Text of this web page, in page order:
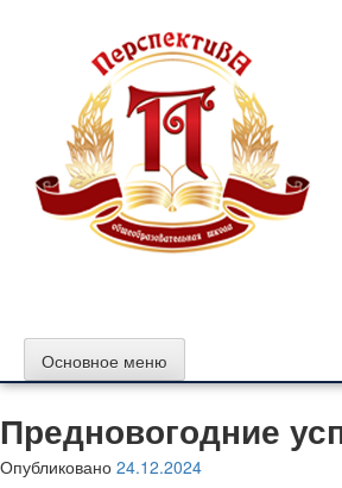
содержимому
Основное меню
Предновогодние
Опубликовано 24.12.2024